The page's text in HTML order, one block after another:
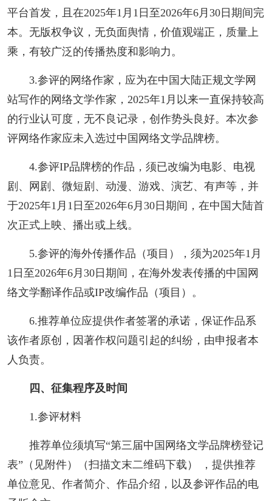
平台首发，且在2025年1月1日至2026年6月30日期间完
本。无版权争议，无负面舆情，价值观端正，质量上
乘，有较广泛的传播热度和影响力。
3.参评的网络作家，应为在中国大陆正规文学网
站写作的网络文学作家，2025年1月以来一直保持较高
的行业认可度，无不良记录，创作势头良好。本次参
评网络作家应未入选过中国网络文学品牌榜。
4.参评IP品牌榜的作品，须已改编为电影、电视
剧、网剧、微短剧、动漫、游戏、演艺、有声等，并
于2025年1月1日至2026年6月30日期间，在中国大陆首
次正式上映、播出或上线。
5.参评的海外传播作品（项目），须为2025年1月
1日至2026年6月30日期间，在海外发表传播的中国网
络文学翻译作品或IP改编作品（项目）。
6.推荐单位应提供作者签署的承诺，保证作品系
该作者原创，因著作权问题引起的纠纷，由申报者本
人负责。
四、征集程序及时间
1.参评材料
推荐单位须填写“第三届中国网络文学品牌榜登记
表”（见附件）（扫描文末二维码下载） ，提供推荐
单位意见、作者简介、作品介绍，以及参评作品的电